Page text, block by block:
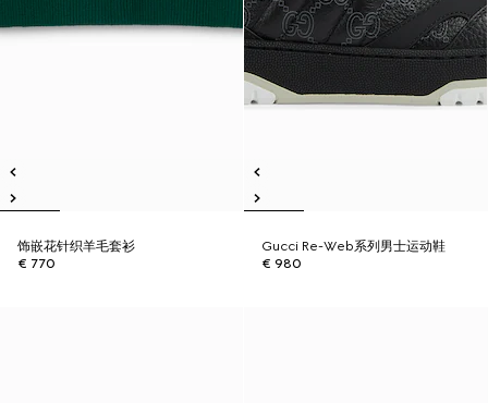
饰嵌花针织羊毛套衫
€ 770
Gucci Re-Web系列男士运动鞋
€ 980